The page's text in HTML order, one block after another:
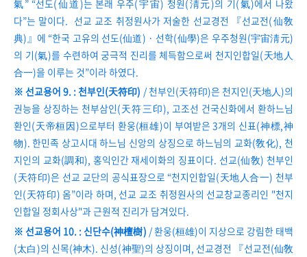
氣” “선도(仙道)는 본래 우주(宇宙) 청원(淸元)의 기(氣)에서 나왔
다”는 말이다. 선교 교조 취정원사가 저술한 선교경전 『선교전(仙敎
典)』에 “한국 고유의 선도(仙道) · 선학(仙學)은 우주청원(宇宙淸元)
의 기(氣)를 수련하여 궁극적 진리를 체득함으로써 천지인합일(天地人
合一)을 이루는 것”이라 하였다.
※ 선교용어 9. : 천부인(天符印) / 천부인(天符印)은 천지인(天地人)의
권능을 상징하는 천부삼인(天符三印), 고조선 건국신화에서 환하느님
환인(天帝桓因)으로부터 환웅(桓雄)이 부여받은 3개의 신표(神標,神
物). 한민족 상고시대 하느님 신앙의 상징으로 하느님의 교화(敎化), 천
지인의 교화(調和), 홍익인간 재세이화의 징표이다. 선교(仙敎) 천부인
(天符印)은 선교 교단의 공식표장으로 “천지인합일(天地人合一) 천부
인(天符印) 옴”이라 하며, 선교 교조 취정원사의 선교창교종리인 "천지
인합일 정회사상"과 근원적 진리가 담겨있다.
※ 선교용어 10. : 신단수(神檀樹) / 환웅(桓雄)이 지상으로 강림한 태백
(太白)의 신목(神木). 신성(神聖)의 상징이며, 선교경전 『선교전(仙敎